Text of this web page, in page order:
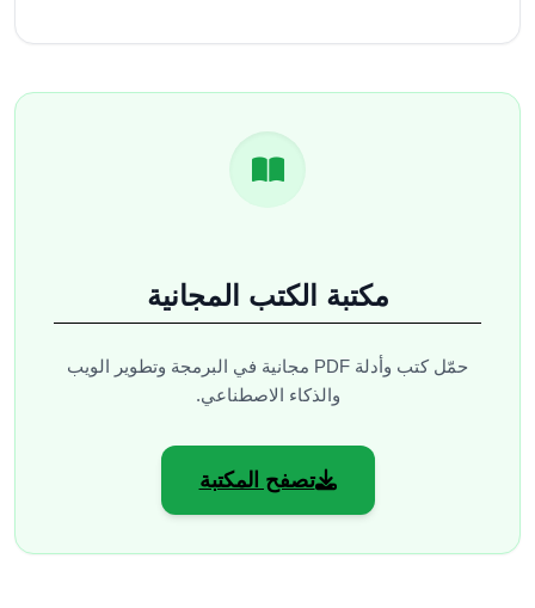
مكتبة الكتب المجانية
حمّل كتب وأدلة PDF مجانية في البرمجة وتطوير الويب
والذكاء الاصطناعي.
تصفح المكتبة